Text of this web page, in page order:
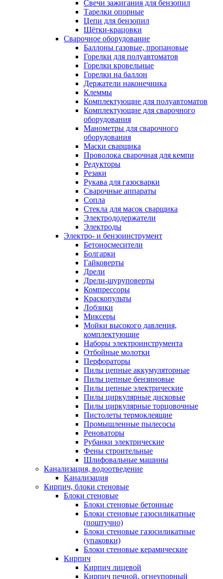
Свечи зажигания для бензопил
Тарелки опорные
Цепи для бензопил
Щётки-крацовки
Сварочное оборудование
Баллоны газовые, пропановые
Горелки для полуавтоматов
Горелки кровельные
Горелки на баллон
Держатели наконечника
Клеммы
Комплектующие для полуавтоматов
Комплектующие для сварочного
оборудования
Манометры для сварочного
оборудования
Маски сварщика
Проволока сварочная для кемпи
Редукторы
Резаки
Рукава для газосварки
Сварочные аппараты
Сопла
Стекла для масок сварщика
Электрододержатели
Электроды
Электро- и бензоинструмент
Бетоносмесители
Болгарки
Гайковерты
Дрели
Дрели-шуруповерты
Компрессоры
Краскопульты
Лобзики
Миксеры
Мойки высокого давления,
комплектующие
Наборы электроинструмента
Отбойные молотки
Перфораторы
Пилы цепные аккумуляторные
Пилы цепные бензиновые
Пилы цепные электрические
Пилы циркулярные дисковые
Пилы циркулярные торцовочные
Пистолеты термоклеящие
Промышленные пылесосы
Реноваторы
Рубанки электрические
Фены строительные
Шлифовальные машины
Канализация, водоотведение
Канализация
Кирпич, блоки стеновые
Блоки стеновые
Блоки стеновые бетонные
Блоки стеновые газосиликатные
(поштучно)
Блоки стеновые газосиликатные
(упаковки)
Блоки стеновые керамические
Кирпич
Кирпич лицевой
Кирпич печной, огнеупорный